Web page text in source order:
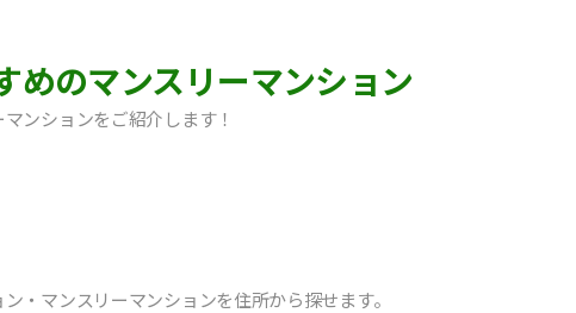
めのマンスリーマンション
ンションをご紹介します！
レイユ｜Wi-Fi無料・禁煙・オール電化｜出張・単身赴任に
宮駅前ルシール｜禁煙ルーム・Wi-Fi無料｜オートロック
・マンスリーマンションを住所から探せます。